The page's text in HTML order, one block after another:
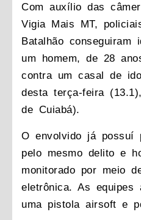
Com auxílio das
Vigia Mais MT,
Batalhão conseguiram
um homem, de 28
contra um casal de
desta terça-feira
de Cuiabá).
O envolvido já possuí
pelo mesmo delito e
monitorado por meio
eletrônica. As equipes
uma pistola airsoft e